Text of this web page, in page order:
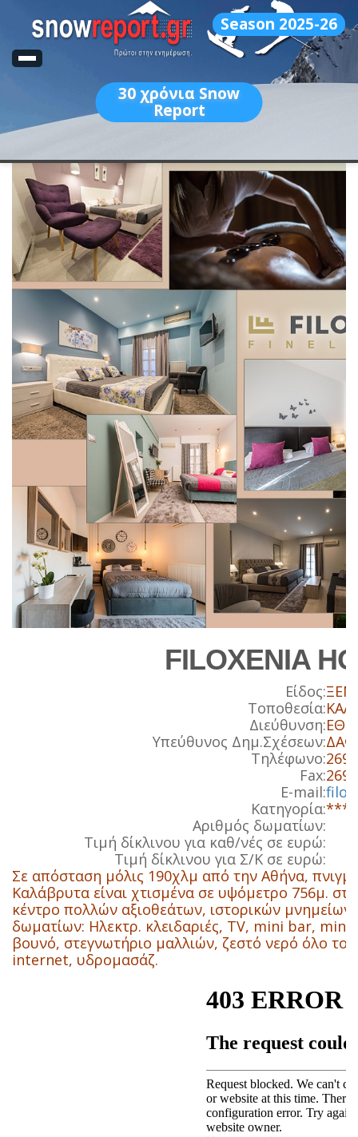
Season 2025-26
30 χρόνια Snow
Report
FILOXENIA
Είδος:
Τοποθεσία:
Διεύθυνση:
Υπεύθυνος Δημ.Σχέσεων:
Τηλέφωνο:
Fax:
E-mail:
Κατηγορία:***
Αριθμός δωματίων:
Τιμή δίκλινου για καθ/νές σε ευρώ:
Τιμή δίκλινου για Σ/Κ σε ευρώ:
Σε απόσταση μόλις 190χλμ από την Αθήνα,
Καλάβρυτα είναι χτισμένα σε υψόμετρο 756μ.
κέντρο πολλών αξιοθεάτων, ιστορικών
δωματίων: Ηλεκτρ. κλειδαριές, TV, mini bar,
βουνό, στεγνωτήριο μαλλιών, ζεστό νερό όλο
internet, υδρομασάζ.